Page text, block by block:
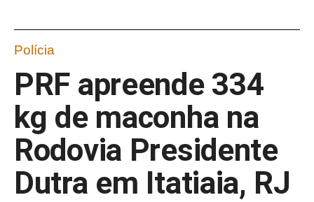
Polícia
PRF apreende 334
kg de maconha na
Rodovia Presidente
Dutra em Itatiaia, RJ